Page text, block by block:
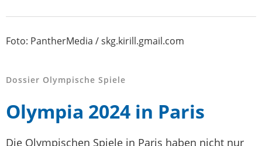
Foto: PantherMedia / skg.kirill.gmail.com
Dossier Olympische Spiele
Olympia 2024 in Paris
Die Olympischen Spiele in Paris haben nicht nur